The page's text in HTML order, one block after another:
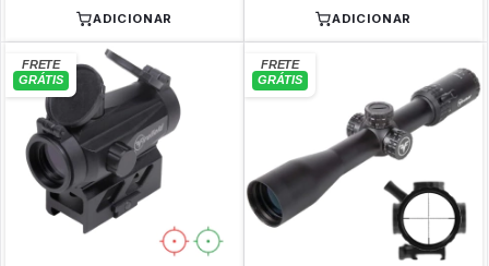
ADICIONAR ADICIONAR